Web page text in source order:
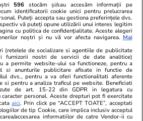
Sporturilor
mondene
sarcina
Copiii
Locuri de muncă
Imobiliare.ro
Jobradar24
Imoradar24
Colecții Libertatea
Decizia ONJN nr. 821/25.09.2025.
sunt interzise minorilor.
596 stocăm și/sau accesăm informații pe
identificatorii cookie unici pentru prelucrarea
Puteți accepta sau gestiona preferințele dvs.
vă puteți opune utilizării unui interes legitim
cu politica de confidențialitate. Aceste alegeri
noștri și nu vă vor afecta navigarea. Mai
(retelele de socializare si agentiile de publicitate
furnizorii nostri de servicii de date analitice)
a permite website-ului sa functioneze, pentru a
si anunturile publicitare afisate in functie de
dvs., pentru a va oferi functionalitati aferente
si pentru a analiza traficul pe website. Beneficiati
de art. 15-22 din GDPR in legatura cu
caracter personal. Aceste drepturi pot fi exercitate
aici. Prin click pe “ACCEPT TOATE”, acceptati
de tip Cookie, care implica inclusiv acceptul
accesarea informatiilor de catre Vendor-ii cu